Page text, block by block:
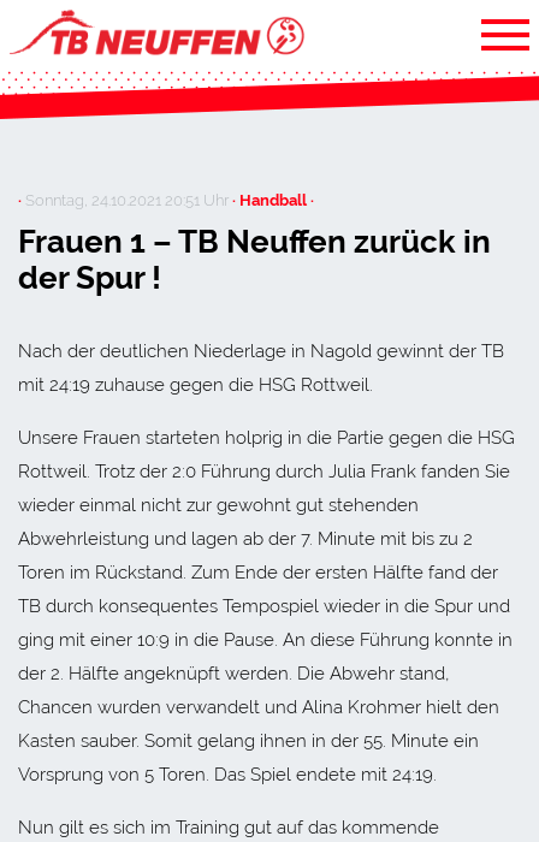
· Sonntag, 24.10.2021 20:51 Uhr· Handball ·
Frauen 1 – TB Neuffen zurück in
der Spur !
Nach der deutlichen Niederlage in Nagold gewinnt der TB
mit 24:19 zuhause gegen die HSG Rottweil.
Unsere Frauen starteten holprig in die Partie gegen die HSG
Rottweil. Trotz der 2:0 Führung durch Julia Frank fanden Sie
wieder einmal nicht zur gewohnt gut stehenden
Abwehrleistung und lagen ab der 7. Minute mit bis zu 2
Toren im Rückstand. Zum Ende der ersten Hälfte fand der
TB durch konsequentes Tempospiel wieder in die Spur und
ging mit einer 10:9 in die Pause. An diese Führung konnte in
der 2. Hälfte angeknüpft werden. Die Abwehr stand,
Chancen wurden verwandelt und Alina Krohmer hielt den
Kasten sauber. Somit gelang ihnen in der 55. Minute ein
Vorsprung von 5 Toren. Das Spiel endete mit 24:19.
Nun gilt es sich im Training gut auf das kommende